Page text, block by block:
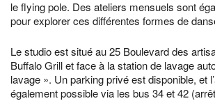
le flying pole. Des ateliers mensuels sont
pour explorer ces différentes formes de
Le studio est situé au 25 Boulevard des
Buffalo Grill et face à la station de lavage
lavage ». Un parking privé est disponible, et
également possible via les bus 34 et 42